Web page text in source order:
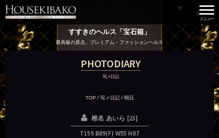
すすきのヘルス「宝石箱」
最高級の原点。プレミアム・ファッションヘルス
PHOTODIARY
写メ日記
TOP / 写メ日記/ 明日
椎名 あいら [23]
T159 B89(F) W55 H87